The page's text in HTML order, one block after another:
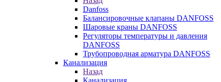
Danfoss
Балансировочные клапаны DANFOSS
Шаровые краны DANFOSS
Регуляторы температуры и давления
DANFOSS
Трубопроводная арматура DANFOSS
Канализация
Назад
Канализация